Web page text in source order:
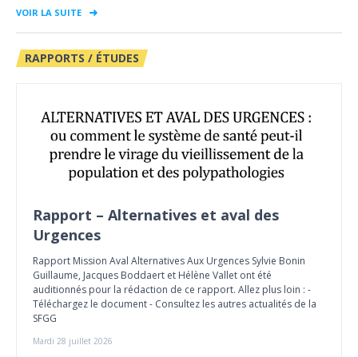
VOIR LA SUITE
RAPPORTS / ÉTUDES
Rapport – Alternatives et aval des
Urgences
Rapport Mission Aval Alternatives Aux Urgences Sylvie Bonin
Guillaume, Jacques Boddaert et Hélène Vallet ont été
auditionnés pour la rédaction de ce rapport. Allez plus loin : -
Téléchargez le document - Consultez les autres actualités de la
SFGG
Mardi 28 juillet 2026